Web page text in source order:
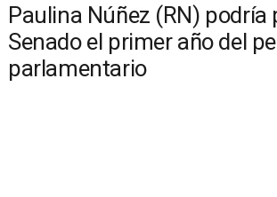
Paulina Núñez (RN) podría
Senado el primer año del
parlamentario